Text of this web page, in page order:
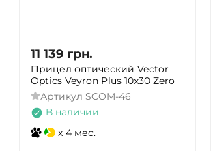
11 139 грн.
Прицел оптический Vector
Optics Veyron Plus 10x30 Zero
Артикул SCOM-46
В наличии
x 4 мес.